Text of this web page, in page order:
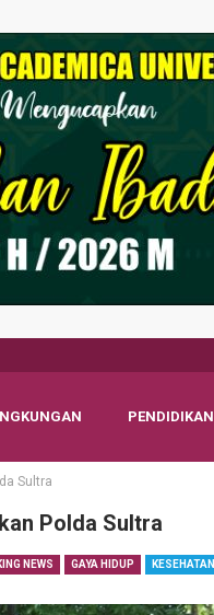
PENDIDIKAN
Sultra
Polda Sultra
NEWS GAYA HIDUP KESEHATAN